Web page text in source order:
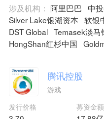
涉及机构： 阿里巴巴 中
Silver Lake银湖资本 软银
DST Global Temasek淡马
HongShan红杉中国
腾讯控股
游戏
发行价格 募资金额